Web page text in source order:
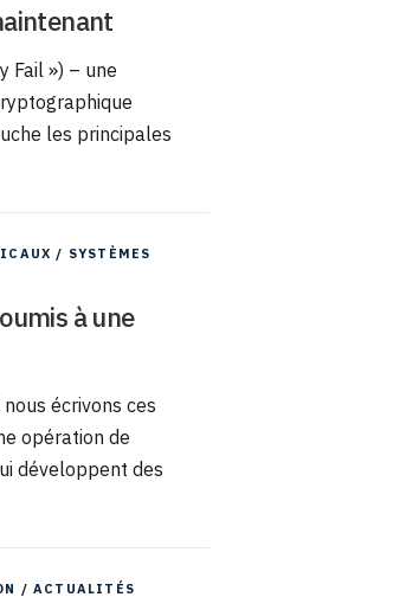
Fail ») – une
les principales
/ SYSTÈMES
à une
écrivons ces
opération de
développent des
/ACTUALITÉS